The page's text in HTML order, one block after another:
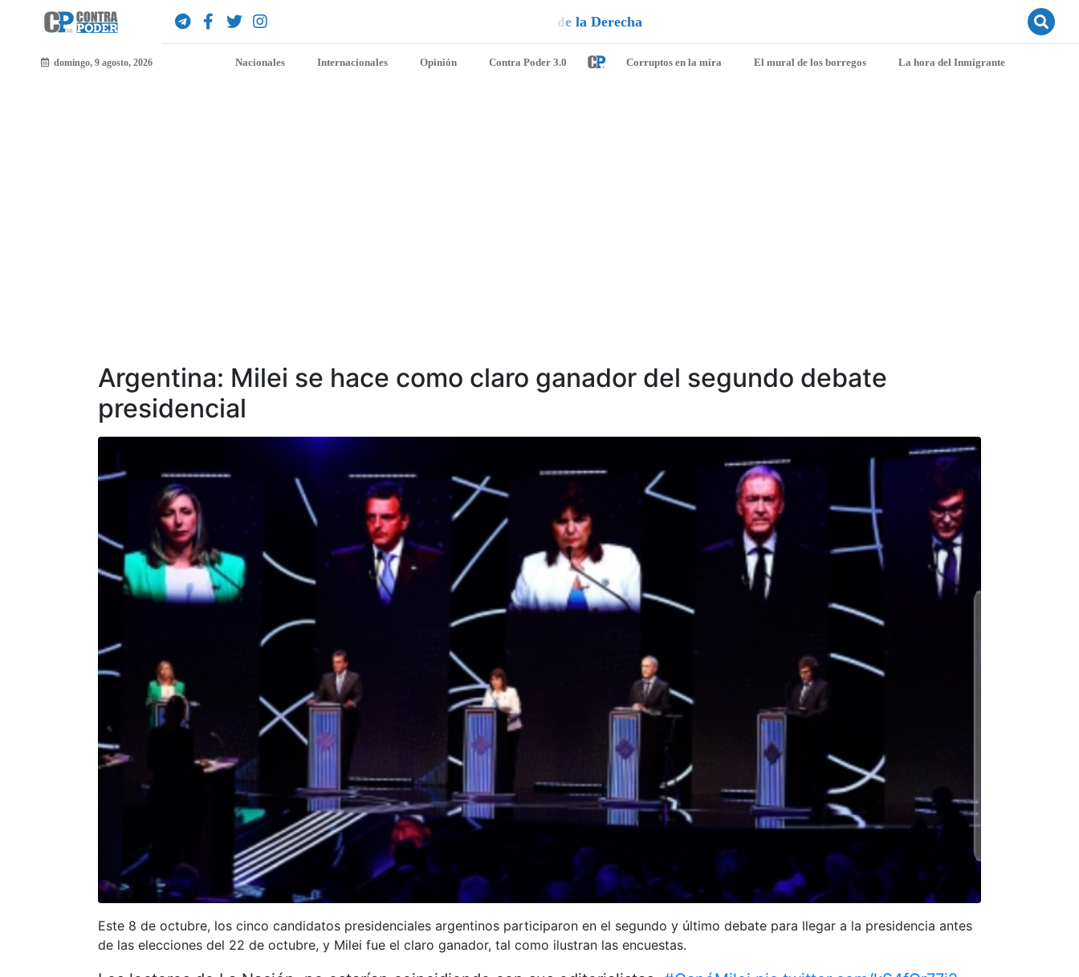
qu ie
domingo, 9 agosto, 2026 Nacionales Internacionales Opinión Contra Poder 3.0 Corruptos en la mira El mural de los borregos La hora del Inmigrante
Argentina: Milei se hace como claro ganador del segundo debate
presidencial
Este 8 de octubre, los cinco candidatos presidenciales argentinos participaron en el segundo y último debate para llegar a la presidencia antes
de las elecciones del 22 de octubre, y Milei fue el claro ganador, tal como ilustran las encuestas.